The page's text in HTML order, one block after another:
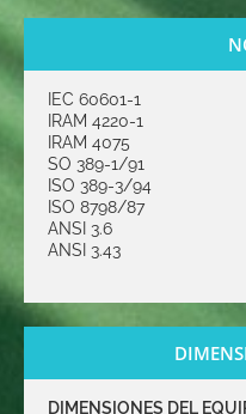
IEC 60601-1
IRAM 4220-1
IRAM 4075
SO 389-1/91
ISO 389-3/94
ISO 8798/87
ANSI 3.6
ANSI 3.43
DIMENSIONES DEL